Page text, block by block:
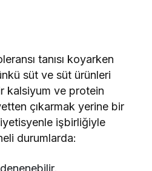
tanısı koyarken
süt ve süt ürünleri
kalsiyum ve protein
çıkarmak yerine bir
işbirliğiyle
durumlarda: